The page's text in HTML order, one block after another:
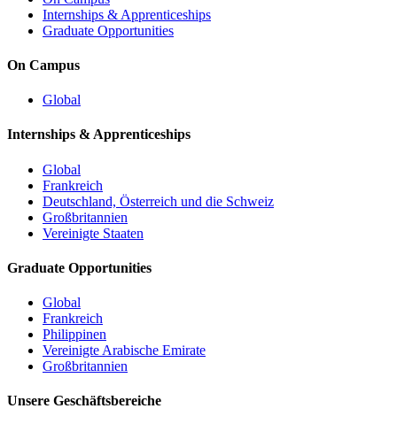
Internships & Apprenticeships
Graduate Opportunities
On Campus
Global
Internships & Apprenticeships
Global
Frankreich
Deutschland, Österreich und die Schweiz
Großbritannien
Vereinigte Staaten
Graduate Opportunities
Global
Frankreich
Philippinen
Vereinigte Arabische Emirate
Großbritannien
Unsere Geschäftsbereiche